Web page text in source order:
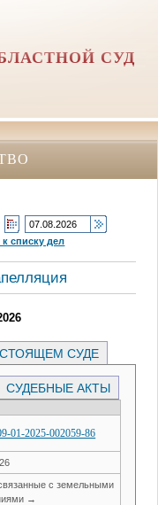
СУД
списку дел
СУДЕ
СУДЕБНЫЕ АКТЫ
01-2025-002059-86
с земельными
→